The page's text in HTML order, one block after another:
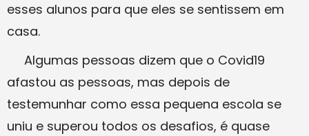
esses alunos para que eles se sentissem em
casa.
Algumas pessoas dizem que o Covid19
afastou as pessoas, mas depois de
testemunhar como essa pequena escola se
uniu e superou todos os desafios, é quase